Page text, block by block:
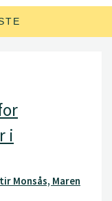
i
Monsås, Maren